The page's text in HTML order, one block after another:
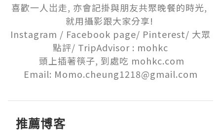
喜歡一人岀走, 亦會記掛與朋友共聚晚餐的時光,
就用攝影跟大家分享!
Instagram / Facebook page/ Pinterest/ 大眾
點評/ TripAdvisor : mohkc
Email: Momo.cheung1218@gmail.com
推薦博客